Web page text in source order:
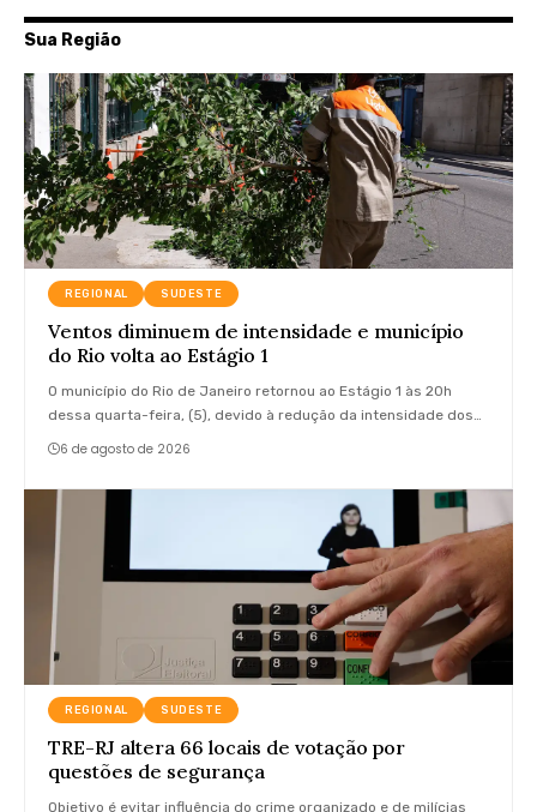
Sua Região
REGIONAL SUDESTE
Ventos diminuem de intensidade e município
do Rio volta ao Estágio 1
O município do Rio de Janeiro retornou ao Estágio 1 às 20h
dessa quarta-feira, (5), devido à redução da intensidade dos…
6 de agosto de 2026
REGIONAL SUDESTE
TRE-RJ altera 66 locais de votação por
questões de segurança
Objetivo é evitar influência do crime organizado e de milícias